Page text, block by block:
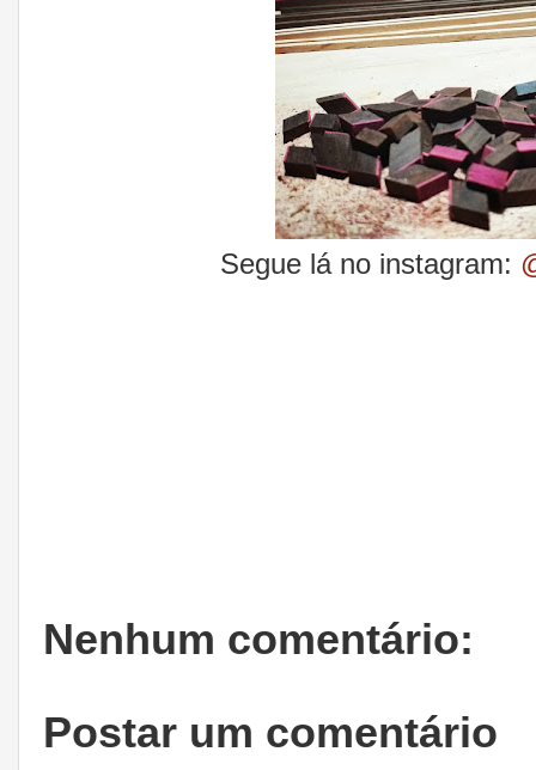
Segue lá no instagram:
Nenhum comentário:
Postar um comentário